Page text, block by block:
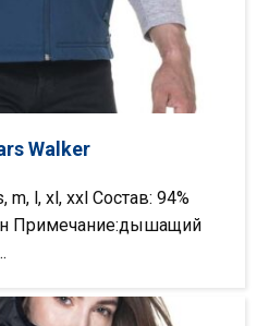
Walker
l, xl, xxl Состав: 94%
Примечание:дышащий